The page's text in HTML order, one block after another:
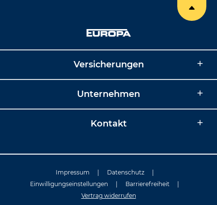
Versicherungen
Unternehmen
Kontakt
Impressum Datenschutz
Einwilligungseinstellungen
Barrierefreiheit
Vertrag widerrufen